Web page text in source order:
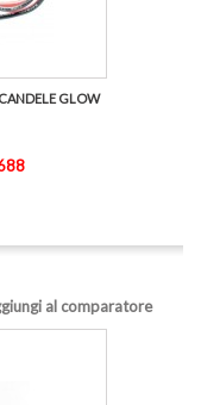
GLOW
al comparatore